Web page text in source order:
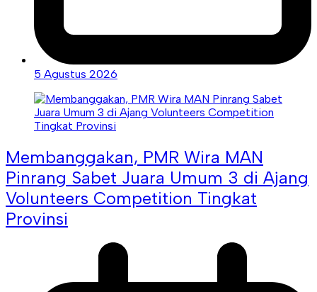
5 Agustus 2026
Membanggakan, PMR Wira MAN
Pinrang Sabet Juara Umum 3 di Ajang
Volunteers Competition Tingkat
Provinsi